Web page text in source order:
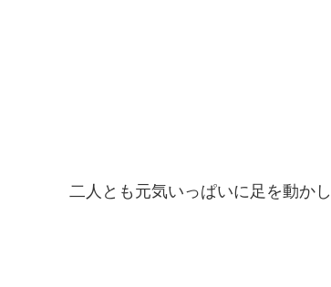
二人とも元気いっぱいに足を動か